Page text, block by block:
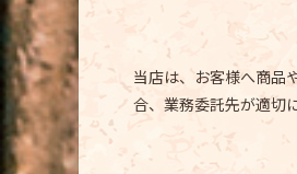
当店は、お客様へ商品
合、業務委託先が適切